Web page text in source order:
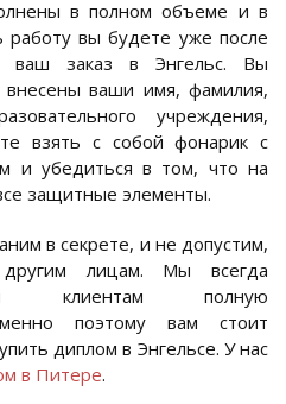
в полном объеме и в
работу вы будете уже после
ваш заказ в Энгельс. Вы
внесены ваши имя, фамилия,
учреждения,
взять с собой фонарик с
и убедиться в том, что на
защитные элементы.
в секрете, и не допустим,
лицам. Мы всегда
клиентам полную
поэтому вам стоит
диплом в Энгельсе. У нас
в Питере.